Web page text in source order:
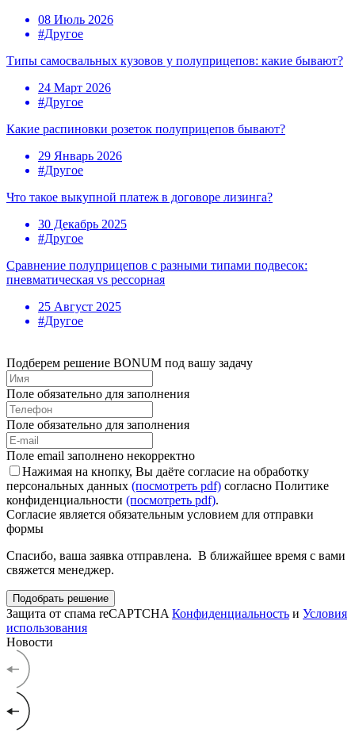
08 Июль 2026
#Другое
Типы самосвальных кузовов у полуприцепов: какие бывают?
24 Март 2026
#Другое
Какие распиновки розеток полуприцепов бывают?
29 Январь 2026
#Другое
Что такое выкупной платеж в договоре лизинга?
30 Декабрь 2025
#Другое
Сравнение полуприцепов с разными типами подвесок:
пневматическая vs рессорная
25 Август 2025
#Другое
Подберем решение BONUM под вашу задачу
Поле обязательно для заполнения
Поле обязательно для заполнения
Поле email заполнено некорректно
Нажимая на кнопку, Вы даёте согласие на обработку
персональных данных (посмотреть pdf) согласно Политике
конфиденциальности (посмотреть pdf).
Согласие является обязательным условием для отправки
формы
Спасибо, ваша заявка отправлена. В ближайшее время с вами
свяжется менеджер.
Подобрать решение
Защита от спама reCAPTCHA Конфиденциальность и Условия
использования
Новости